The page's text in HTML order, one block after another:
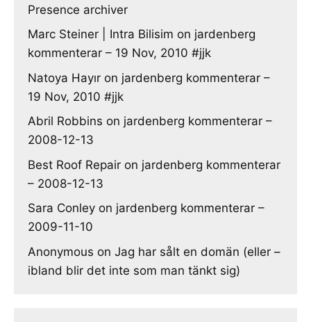
Presence archiver
Marc Steiner | Intra Bilisim on jardenberg
kommenterar – 19 Nov, 2010 #jjk
Natoya Hayır on jardenberg kommenterar –
19 Nov, 2010 #jjk
Abril Robbins on jardenberg kommenterar –
2008-12-13
Best Roof Repair on jardenberg kommenterar
– 2008-12-13
Sara Conley on jardenberg kommenterar –
2009-11-10
Anonymous on Jag har sålt en domän (eller –
ibland blir det inte som man tänkt sig)